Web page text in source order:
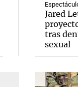
Jared
tras
sexual